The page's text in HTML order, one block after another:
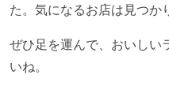
た。気になるお店は見つか
ぜひ足を運んで、おいしい
いね。